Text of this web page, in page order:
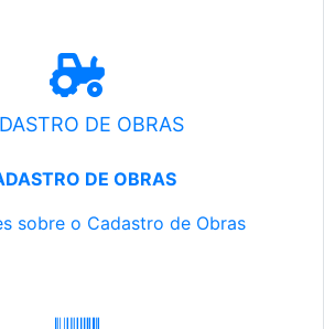
DE OBRAS
DE OBRAS
sobre o Cadastro de Obras